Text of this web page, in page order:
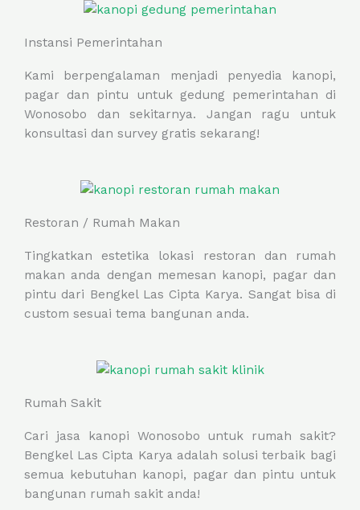
Instansi Pemerintahan
Kami berpengalaman menjadi penyedia kanopi,
pagar dan pintu untuk gedung pemerintahan di
Wonosobo dan sekitarnya. Jangan ragu untuk
konsultasi dan survey gratis sekarang!
Restoran / Rumah Makan
Tingkatkan estetika lokasi restoran dan rumah
makan anda dengan memesan kanopi, pagar dan
pintu dari Bengkel Las Cipta Karya. Sangat bisa di
custom sesuai tema bangunan anda.
Rumah Sakit
Cari jasa kanopi Wonosobo untuk rumah sakit?
Bengkel Las Cipta Karya adalah solusi terbaik bagi
semua kebutuhan kanopi, pagar dan pintu untuk
bangunan rumah sakit anda!